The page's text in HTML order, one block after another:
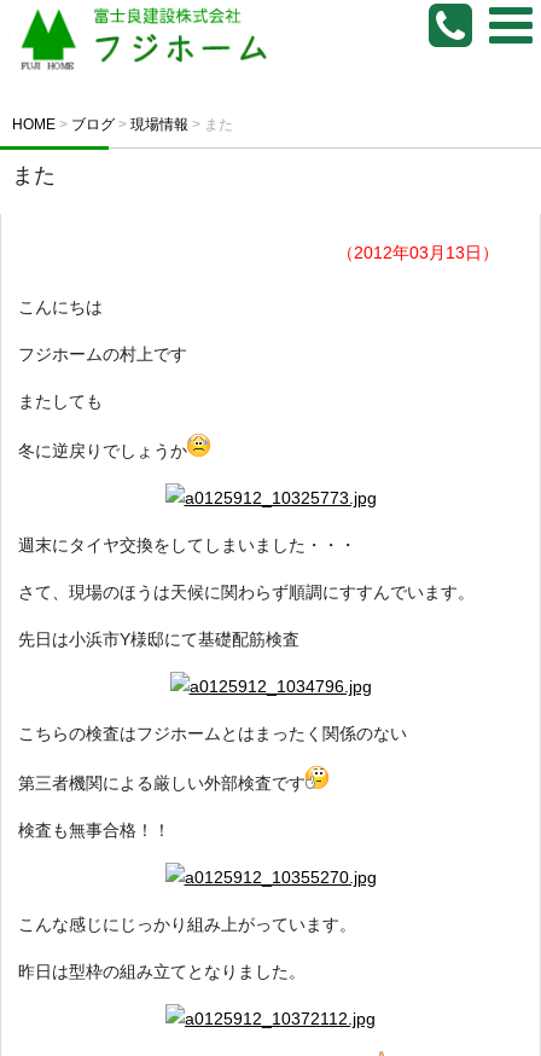
HOME > ブログ > 現場情報 > また
また
（2012年03月13日）
こんにちは
フジホームの村上です
またしても
冬に逆戻りでしょうか
週末にタイヤ交換をしてしまいました・・・
さて、現場のほうは天候に関わらず順調にすすんでいます。
先日は小浜市Y様邸にて基礎配筋検査
こちらの検査はフジホームとはまったく関係のない
第三者機関による厳しい外部検査です
検査も無事合格！！
こんな感じにじっかり組み上がっています。
昨日は型枠の組み立てとなりました。